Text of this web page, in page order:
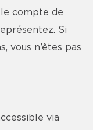
compte de
Si
vous n’êtes pas
via